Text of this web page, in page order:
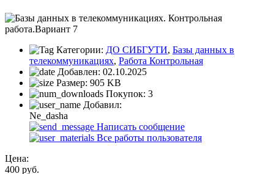
Категории: ДО СИБГУТИ, Базы данных в
телекоммуникациях, Работа Контрольная
Добавлен: 02.10.2025
Размер: 905 KB
Покупок: 3
Добавил:
Ne_dasha
Написать сообщение
Все работы пользователя
Цена:
400 руб.